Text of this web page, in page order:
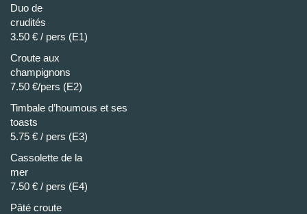
Duo de
3.50 € / pers (E1)
Croute aux
7.50 €/pers (E2)
Timbale d’houmous et ses
toasts
5.75 € / pers (E3)
Cassolette de la
7.50 € / pers (E4)
Pâté croute